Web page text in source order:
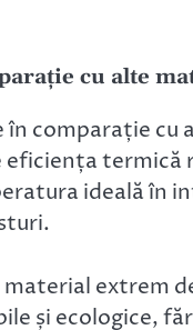
cu alte
în comparație
termică
ideală în
extrem
și ecologice,